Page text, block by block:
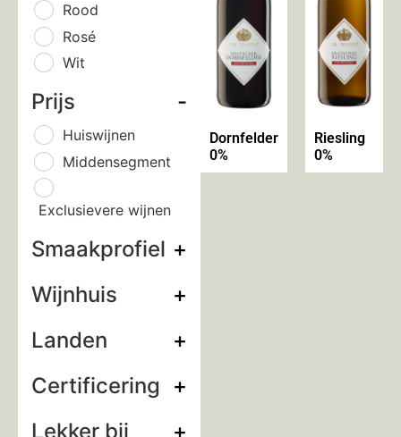
Rood
Rosé
Wit
Prijs -
Huiswijnen
Middensegment
Exclusievere wijnen
Smaakprofiel +
Wijnhuis
+
Landen
+
Certificering
+
Lekker bij
+
Dornfelder
0%
Riesling
0%